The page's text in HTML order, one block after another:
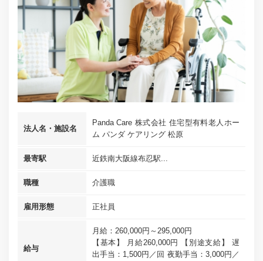
法人名・施設名
Panda Care 株式会社 住宅型有料老人ホー
ム パンダ ケアリング 松原
最寄駅 近鉄南大阪線布忍駅...
職種 介護職
雇用形態 正社員
給与
月給：260,000円～295,000円
【基本】 月給260,000円 【別途支給】 遅
出手当：1,500円／回 夜勤手当：3,000円／